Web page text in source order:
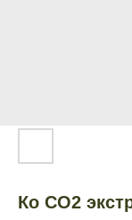
Ко СО2